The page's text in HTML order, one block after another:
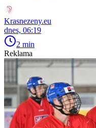
Krasnezeny.eu
dnes, 06:19
2 min
Reklama